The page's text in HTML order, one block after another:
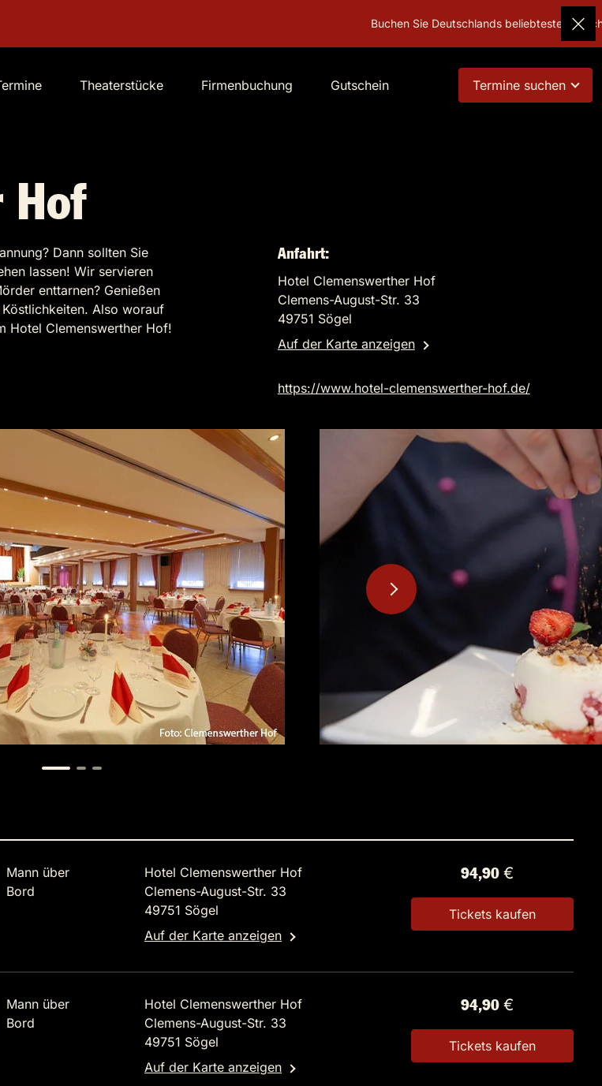
Buchen Sie Deutschlands beliebtestes Geschenk!
Theaterstücke Firmenbuchung Gutschein Termine suchen
Hof
Dann sollten Sie
lassen! Wir servieren
enttarnen? Genießen
Köstlichkeiten. Also worauf
Hotel Clemenswerther Hof!
Anfahrt:
Hotel Clemenswerther Hof
Clemens-August-Str. 33
49751 Sögel
Auf der Karte anzeigen
https://www.hotel-clemenswerther-hof.de/
Mann über
Bord
Hotel Clemenswerther Hof
Clemens-August-Str. 33
49751 Sögel
Auf der Karte anzeigen
94,90 €
Tickets kaufen
Mann über
Bord
Hotel Clemenswerther Hof
Clemens-August-Str. 33
49751 Sögel
Auf der Karte anzeigen
94,90 €
Tickets kaufen